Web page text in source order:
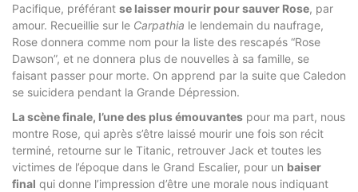
Pacifique, préférant se laisser mourir pour sauver Rose, par
amour. Recueillie sur le Carpathia le lendemain du naufrage,
Rose donnera comme nom pour la liste des rescapés “Rose
Dawson”, et ne donnera plus de nouvelles à sa famille, se
faisant passer pour morte. On apprend par la suite que Caledon
se suicidera pendant la Grande Dépression.
La scène finale, l’une des plus émouvantes pour ma part, nous
montre Rose, qui après s’être laissé mourir une fois son récit
terminé, retourne sur le Titanic, retrouver Jack et toutes les
victimes de l’époque dans le Grand Escalier, pour un baiser
final qui donne l’impression d’être une morale nous indiquant